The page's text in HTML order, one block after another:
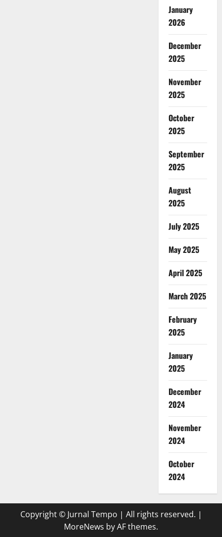
January
2026
December
2025
November
2025
October
2025
September
2025
August
2025
July 2025
May 2025
April 2025
March 2025
February
2025
January
2025
December
2024
November
2024
October
2024
Copyright © Jurnal Tempo | All rights reserved. |
MoreNews by AF themes.